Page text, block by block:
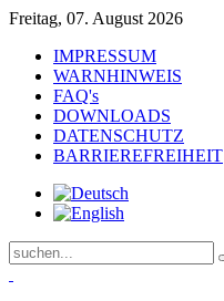
Freitag, 07. August 2026
IMPRESSUM
WARNHINWEIS
FAQ's
DOWNLOADS
DATENSCHUTZ
BARRIEREFREIHEIT